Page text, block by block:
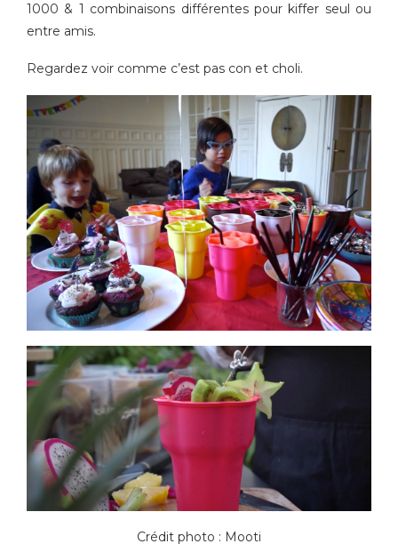
1000 & 1 combinaisons différentes pour kiffer seul ou
entre amis.
Regardez voir comme c’est pas con et choli.
Crédit photo : Mooti